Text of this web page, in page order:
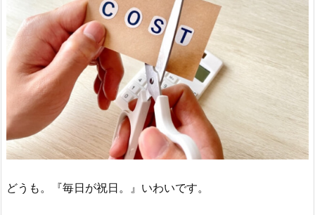
どうも。『毎日が祝日。』いわいです。